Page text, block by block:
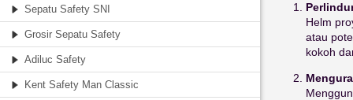
Sepatu Safety SNI
Grosir Sepatu Safety
Adiluc Safety
Kent Safety Man Classic
Helm
atau
kokoh